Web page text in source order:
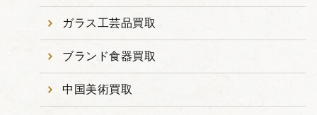
ガラス工芸品買取
ブランド食器買取
中国美術買取